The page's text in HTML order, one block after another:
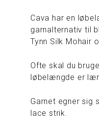
Cava har en
garnalternativ til
Tynn Silk Mohair
Ofte skal du
løbelængde er
Garnet egner sig
lace strik.